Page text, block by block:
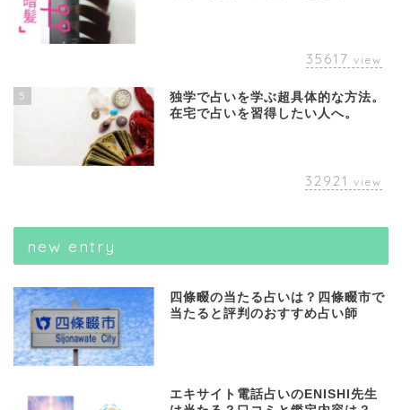
35617 view
5
独学で占いを学ぶ超具体的な方法。
在宅で占いを習得したい人へ。
32921 view
new entry
四條畷の当たる占いは？四條畷市で
当たると評判のおすすめ占い師
エキサイト電話占いのENISHI先生